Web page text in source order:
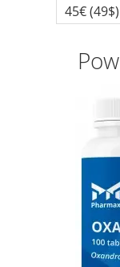
45€(49$)